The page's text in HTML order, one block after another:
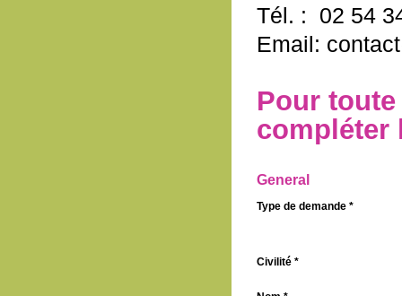
Tél. : 02 54
Email:
Pour
compléter
General
Type de demande *
Civilité *